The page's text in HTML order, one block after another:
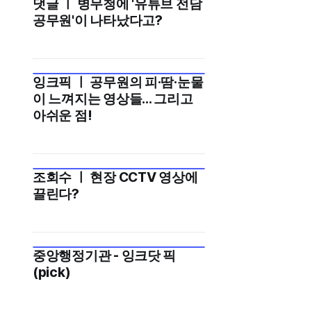
여'의 기준으로 다시 보면, 오히려 공
공기관 유튜브가 지향해야 할 방향을
2024년 9월 3주
댓글 ㅣ 병무청에 '유튜브 전담
공무원'이 나타났다고?
2024년 8월 2주
잉크픽 ㅣ 공무원의 피·땀·눈물
이 느껴지는 영상들... 그리고
아쉬운 점!
조회수 ㅣ 현장 CCTV 영상에
끌린다?
중앙행정기관 - 잉크닷 픽
(pick)